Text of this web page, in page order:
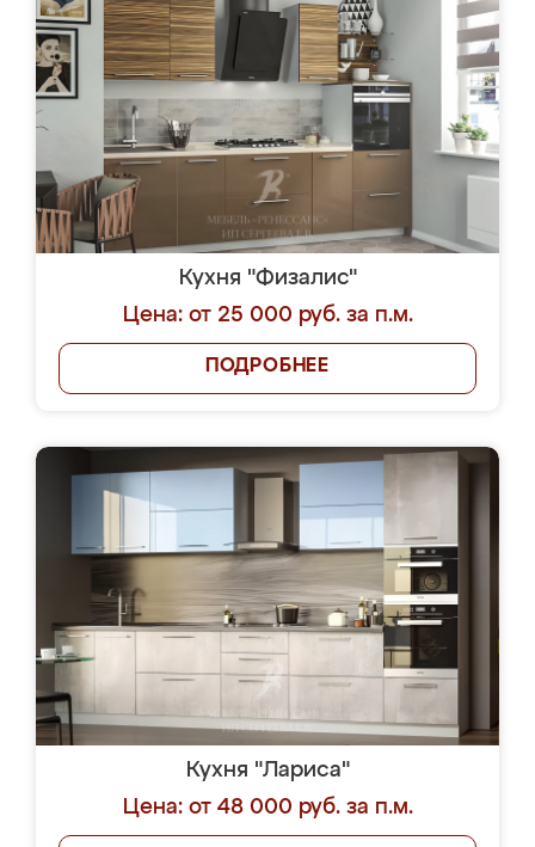
Кухня "Физалис"
Цена: от 25 000 руб. за п.м.
ПОДРОБНЕЕ
Кухня "Лариса"
Цена: от 48 000 руб. за п.м.